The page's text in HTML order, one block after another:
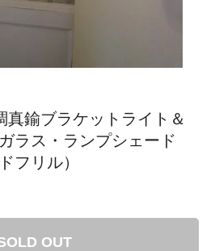
真鍮ブラケットライト＆
ラス・ランプシェード
フリル）
OUT